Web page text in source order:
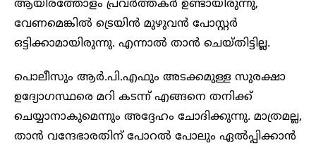
ആയിരത്തോളം പ്രവർത്തകർ ഉണ്ടായിരുന്നു,
വേണമെങ്കിൽ ട്രെയിൻ മുഴുവൻ പോസ്റ്റർ
ഒട്ടിക്കാമായിരുന്നു. എന്നാൽ താൻ ചെയ്തിട്ടില്ല.
പൊലീസും ആർ.പി.എഫും അടക്കമുള്ള സുരക്ഷാ
ഉദ്യോഗസ്ഥരെ മറി കടന്ന് എങ്ങനെ തനിക്ക്
ചെയ്യാനാകുമെന്നും അദ്ദേഹം ചോദിക്കുന്നു. മാത്രമല്ല,
താൻ വന്ദേഭാരതിന് പോറൽ പോലും ഏൽപ്പിക്കാൻ